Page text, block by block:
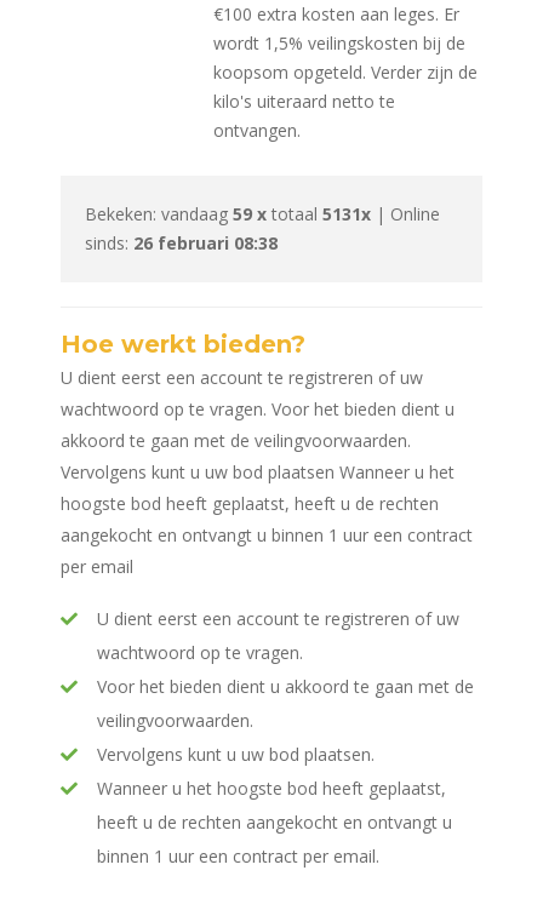
€100 extra kosten aan leges. Er
wordt 1,5% veilingskosten bij de
koopsom opgeteld. Verder zijn de
kilo's uiteraard netto te
ontvangen.
Bekeken: vandaag 59 x totaal 5131x | Online
sinds: 26 februari 08:38
Hoe werkt bieden?
U dient eerst een account te registreren of uw
wachtwoord op te vragen. Voor het bieden dient u
akkoord te gaan met de veilingvoorwaarden.
Vervolgens kunt u uw bod plaatsen Wanneer u het
hoogste bod heeft geplaatst, heeft u de rechten
aangekocht en ontvangt u binnen 1 uur een contract
per email
U dient eerst een account te registreren of uw
wachtwoord op te vragen.
Voor het bieden dient u akkoord te gaan met de
veilingvoorwaarden.
Vervolgens kunt u uw bod plaatsen.
Wanneer u het hoogste bod heeft geplaatst,
heeft u de rechten aangekocht en ontvangt u
binnen 1 uur een contract per email.